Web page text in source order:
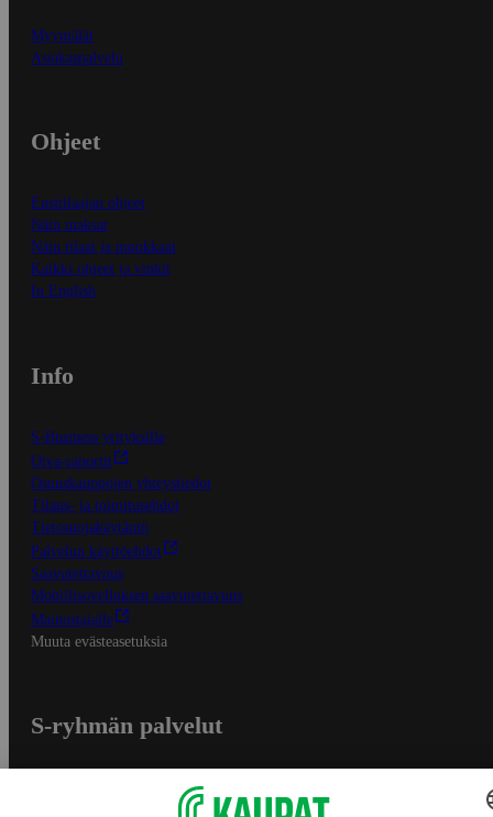
Myymälät
Asiakaspalvelu
Ohjeet
Ensitilaajan ohjeet
Näin maksat
Näin tilaat ja muokkaat
Kaikki ohjeet ja vinkit
In English
Info
S-Business yrityksille
Oiva-raportit
Osuuskauppojen yhteystiedot
Tilaus- ja toimitusehdot
Tietosuojakäytäntö
Palvelun käyttöehdot
Saavutettavuus
Mobiilisovelluksen saavutettavuus
Mainostajalle
Muuta evästeasetuksia
S-ryhmän palvelut